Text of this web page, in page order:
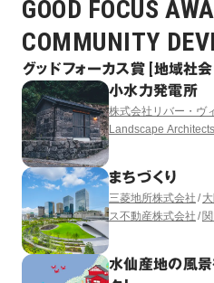
GOOD FOCUS
COMMUNITY
グッドフォーカス賞 [地域社
小水力発電所
株式会社リバー・ヴ
Landscape Architects
まちづくり
三菱地所株式会社
ス不動産株式会社
（出資者：大林組）
水仙産地の風